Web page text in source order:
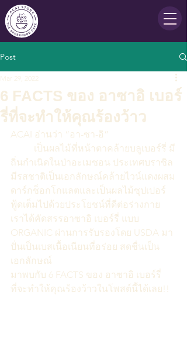
Post
6 FACTS ของ อาซาอิ เบอร์
รี่ที่จะทำให้คุณร้องว้าว
Mar 29, 2022
ACAI อ่านว่า “อา-ซา-อิ”
ถิ่นกำเนิดในป่าอะเมซอน ประเทศบราซิล
มีรสชาติเป็นเอกลักษณ์คล้ายไวน์แดงผสม
ดาร์กช็อกโกแลตและเป็นผลไม้ซุปเปอร์
ฟู้ดเต็มไปด้วยประโยชน์ที่ดีต่อร่างกาย
เราได้คัดสรรอาซาอิ เบอร์รี่ แบบ
ORGANIC ผ่านการรับรองโดย USDA มา
ปั่นเป็นเบสเนื้อเนียนที่อร่อย สดชื่นเป็น
เอกลักษณ์
มาพบกับ 6 FACTS ของ อาซาอิ เบอร์รี่
ที่จะทำให้คุณร้องว้าวในโพสต์นี้ได้เลย!!